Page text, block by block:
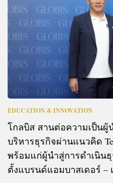
EDUCATION & INNOVATION
โกลบิส สานต่อความเป็นผู้
บริหารธุรกิจผ่านแนวคิด
พร้อมแก่ผู้นำสู่การดำเนิน
ตั้งแบรนด์แอมบาสเดอร์ –